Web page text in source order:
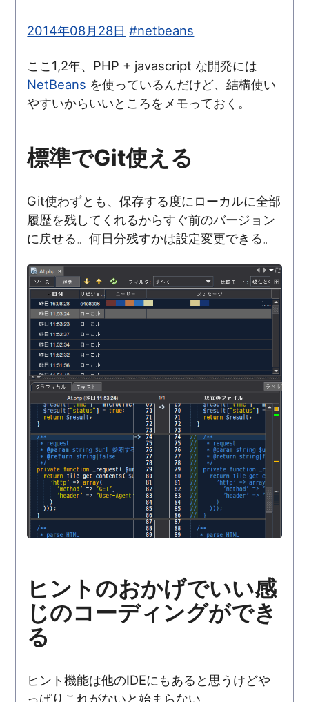
2014年08月28日 #netbeans
ここ1,2年、PHP + javascript な開発には
NetBeans を使っているんだけど、結構使い
やすいからいいところをメモっておく。
標準でGit使える
Git使わずとも、保存する度にローカルに全部
履歴を残してくれるからすぐ前のバージョン
に戻せる。何日分残すかは設定変更できる。
ヒントのおかげでいい感
じのコーディングができ
る
ヒント機能は他のIDEにもあると思うけどや
っぱりこれがないと始まらない。